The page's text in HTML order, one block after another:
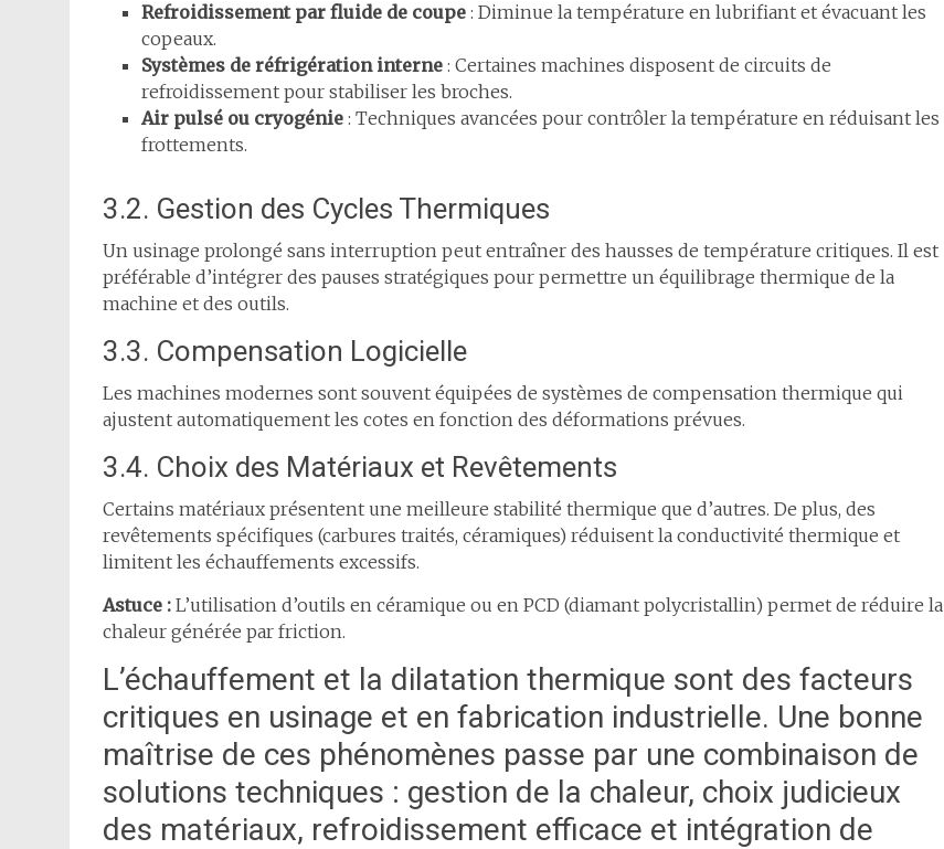
Refroidissement par fluide de coupe : Diminue la température en lubrifiant et évacuant les
copeaux.
Systèmes de réfrigération interne : Certaines machines disposent de circuits de
refroidissement pour stabiliser les broches.
Air pulsé ou cryogénie : Techniques avancées pour contrôler la température en réduisant les
frottements.
3.2. Gestion des Cycles Thermiques
Un usinage prolongé sans interruption peut entraîner des hausses de température critiques. Il est
préférable d’intégrer des pauses stratégiques pour permettre un équilibrage thermique de la
machine et des outils.
3.3. Compensation Logicielle
Les machines modernes sont souvent équipées de systèmes de compensation thermique qui
ajustent automatiquement les cotes en fonction des déformations prévues.
3.4. Choix des Matériaux et Revêtements
Certains matériaux présentent une meilleure stabilité thermique que d’autres. De plus, des
revêtements spécifiques (carbures traités, céramiques) réduisent la conductivité thermique et
limitent les échauffements excessifs.
Astuce : L’utilisation d’outils en céramique ou en PCD (diamant polycristallin) permet de réduire la
chaleur générée par friction.
L’échauffement et la dilatation thermique sont des facteurs
critiques en usinage et en fabrication industrielle. Une bonne
maîtrise de ces phénomènes passe par une combinaison de
solutions techniques : gestion de la chaleur, choix judicieux
des matériaux, refroidissement efficace et intégration de